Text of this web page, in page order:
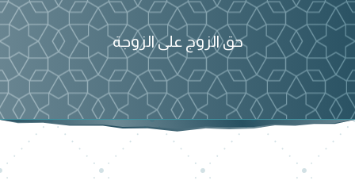
حق الزوج على الزوجة